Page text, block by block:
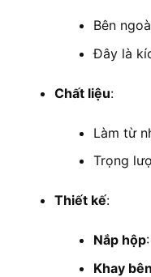
Bên
Đây là
Chất liệu:
Làm từ
Trọng
Thiết kế:
Nắp hộp
Khay